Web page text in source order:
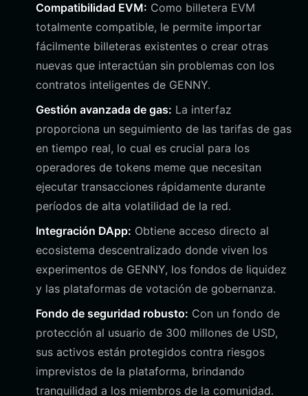
Compatibilidad EVM: Como billetera EVM
totalmente compatible, le permite importar
fácilmente billeteras existentes o crear otras
nuevas que interactúan sin problemas con los
contratos inteligentes de GENNY.
Gestión avanzada de gas: La interfaz
proporciona un seguimiento de las tarifas de gas
en tiempo real, lo cual es crucial para los
operadores de tokens meme que necesitan
ejecutar transacciones rápidamente durante
períodos de alta volatilidad de la red.
Integración DApp: Obtiene acceso directo al
ecosistema descentralizado donde viven los
experimentos de GENNY, los fondos de liquidez
y las plataformas de votación de gobernanza.
Fondo de seguridad robusto: Con un fondo de
protección al usuario de 300 millones de USD,
sus activos están protegidos contra riesgos
imprevistos de la plataforma, brindando
tranquilidad a los miembros de la comunidad.